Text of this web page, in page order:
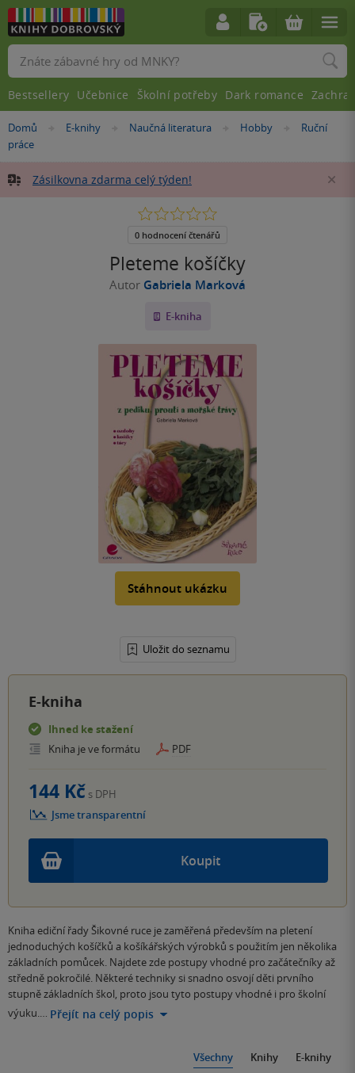
Nacházíte
se
Domů »
E-knihy »
Naučná literatura »Hobby »
Ruční
práce
Zásilkovna zdarma celý týden!
Pleteme košíčky
Autor Gabriela Marková
E-kniha
Stáhnout ukázku
Uložit do seznamu
0.0
5
0 hodnocení čtenářů
E-kniha
Ihned ke stažení
Kniha je ve formátu
PDF
Koupit
144 Kč s DPH
Jsme transparentní
Kniha ediční řady Šikovné ruce je zaměřená především na pletení
jednoduchých košíčků a košíkářských výrobků s použitím jen několika
základních pomůcek. Najdete zde postupy vhodné pro začátečníky až
středně pokročilé. Některé techniky si snadno osvojí děti prvního
stupně základních škol, proto jsou tyto postupy vhodné i pro školní
výuku.… Přejít na celý popis
Všechny Knihy E-knihy
Vyhledávání
Bestsellery Učebnice Školní potřeby Dark romance